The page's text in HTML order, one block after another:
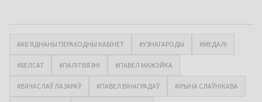
#АБ'ЯДНАНЫ ПЕРАХОДНЫ КАБІНЕТ #УЗНАГАРОДЫ #МЕДАЛІ
#БЕЛСАТ #ПАЛІТВЯЗНІ #ПАВЕЛ МАЖЭЙКА
#ВЯЧАСЛАЎ ЛАЗАРАЎ #ПАВЕЛ ВІНАГРАДАЎ #ІРЫНА СЛАЎНІКАВА